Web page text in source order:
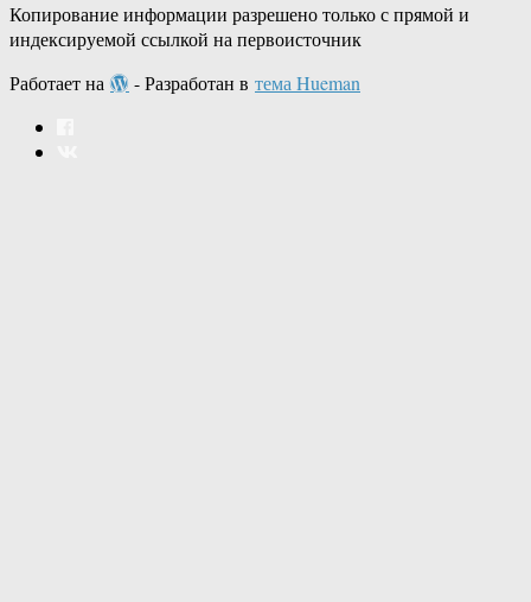
Копирование информации разрешено только с прямой и
индексируемой ссылкой на первоисточник
Работает на
- Разработан в тема Hueman